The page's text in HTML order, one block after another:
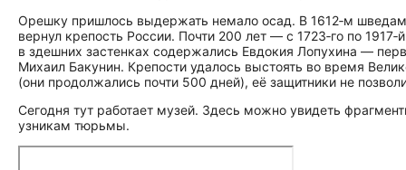
Орешку пришлось выдержать немало осад. В 1612‑м
вернул крепость России. Почти 200 лет — с 1723‑го по
в здешних застенках содержались Евдокия Лопухина —
Михаил Бакунин. Крепости удалось выстоять во время
(они продолжались почти 500 дней), её защитники не
Сегодня тут работает музей. Здесь можно увидеть
узникам тюрьмы.